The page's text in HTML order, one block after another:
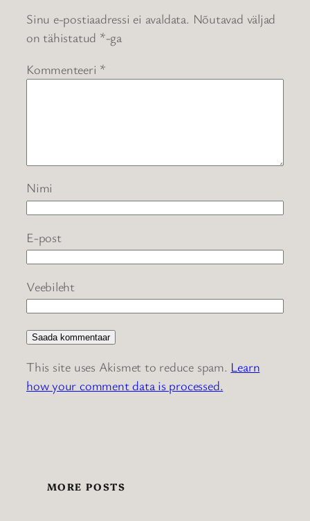
Sinu e-postiaadressi ei avaldata. Nõutavad väljad
on tähistatud *-ga
Kommenteeri *
Nimi
E-post
Veebileht
This site uses Akismet to reduce spam. Learn
how your comment data is processed.
MORE POSTS